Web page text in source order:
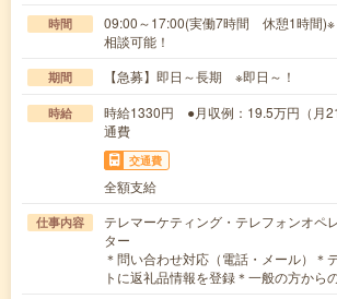
時間
09:00～17:00(実働7時間 休憩1時間)※
相談可能！
期間 【急募】即日～長期 ※即日～！
時給
時給1330円 ●月収例：19.5万円（月
通費
交通費
全額支給
仕事内容
テレマーケティング・テレフォンオペ
ター
＊問い合わせ対応（電話・メール）＊
トに返礼品情報を登録＊一般の方から